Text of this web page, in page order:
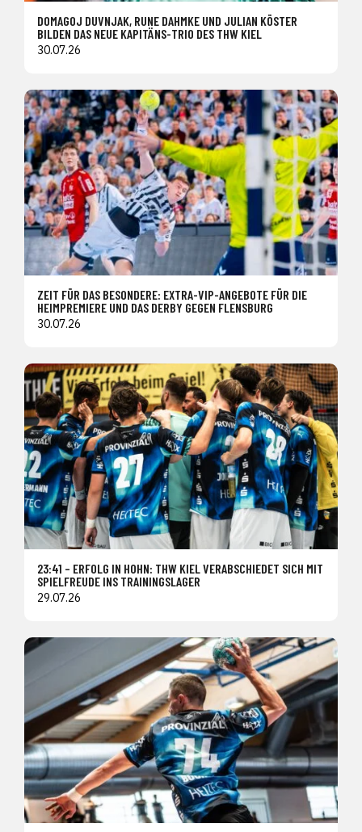
DOMAGOJ DUVNJAK, RUNE DAHMKE UND JULIAN KÖSTER
BILDEN DAS NEUE KAPITÄNS-TRIO DES THW KIEL
30.07.26
ZEIT FÜR DAS BESONDERE: EXTRA-VIP-ANGEBOTE FÜR DIE
HEIMPREMIERE UND DAS DERBY GEGEN FLENSBURG
30.07.26
23:41 – ERFOLG IN HOHN: THW KIEL VERABSCHIEDET SICH MIT
SPIELFREUDE INS TRAININGSLAGER
29.07.26